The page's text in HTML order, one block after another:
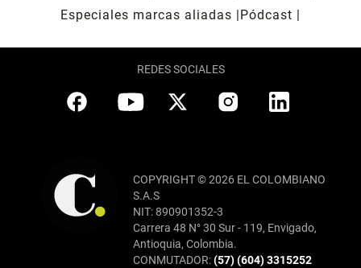
Especiales marcas aliadas
Pódcast
REDES SOCIALES
COPYRIGHT © 2026 EL COLOMBIANO
S.A.S
NIT: 890901352-3
Carrera 48 N° 30 Sur - 119, Envigado,
Antioquia, Colombia.
CONMUTADOR:(57) (604) 3315252